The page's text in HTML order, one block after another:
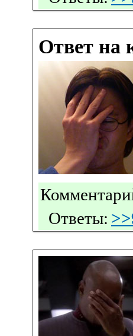
Ответ на
Ответы: